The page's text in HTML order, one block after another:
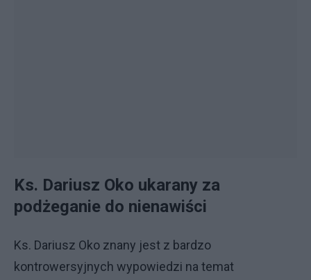
Ks. Dariusz Oko ukarany za
podżeganie do nienawiści
Ks. Dariusz Oko znany jest z bardzo
kontrowersyjnych wypowiedzi na temat